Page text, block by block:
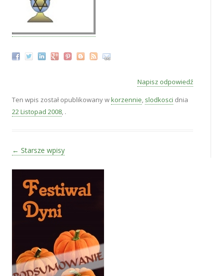
Napisz odpowiedź
Ten wpis został opublikowany wkorzennie, slodkosci dnia
22 Listopad 2008, .
Zobacz wpisy
← Starsze wpisy